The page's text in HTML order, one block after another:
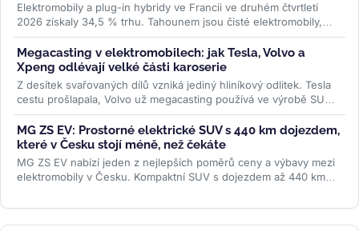
Elektromobily a plug-in hybridy ve Francii ve druhém čtvrtletí
2026 získaly 34,5 % trhu. Tahounem jsou čisté elektromobily,
jejichž registrace...>>
Megacasting v elektromobilech: jak Tesla, Volvo a
Xpeng odlévají velké části karoserie
Z desítek svařovaných dílů vzniká jediný hliníkový odlitek. Tesla
cestu prošlapala, Volvo už megacasting používá ve výrobě SUV
EX60 a...>>
MG ZS EV: Prostorné elektrické SUV s 440 km dojezdem,
které v Česku stojí méně, než čekáte
MG ZS EV nabízí jeden z nejlepších poměrů ceny a výbavy mezi
elektromobily v Česku. Kompaktní SUV s dojezdem až 440 km